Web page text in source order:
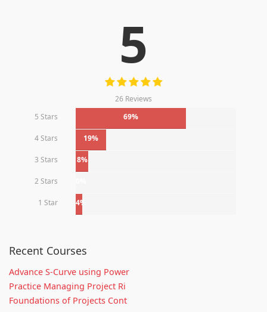
5
26 Reviews
5 Stars
69%
4 Stars 19%
3 Stars 8%
2 Stars
1 Star 4%
Recent Courses
Advance S-Curve using Power
Practice Managing Project Ri
Foundations of Projects Cont